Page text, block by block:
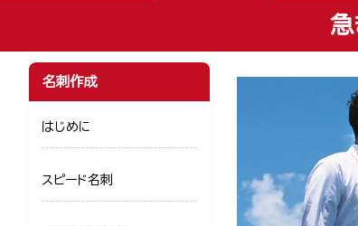
急
名刺作成
はじめに
スピード名刺